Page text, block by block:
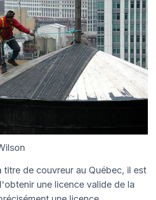
titre de couvreur au Québec, il est
une licence valide de la